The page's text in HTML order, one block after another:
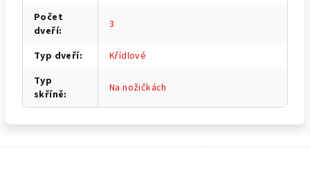
Počet
dveří: 3
Typ dveří:
Křídlové
Typ
skříně: Na nožičkách